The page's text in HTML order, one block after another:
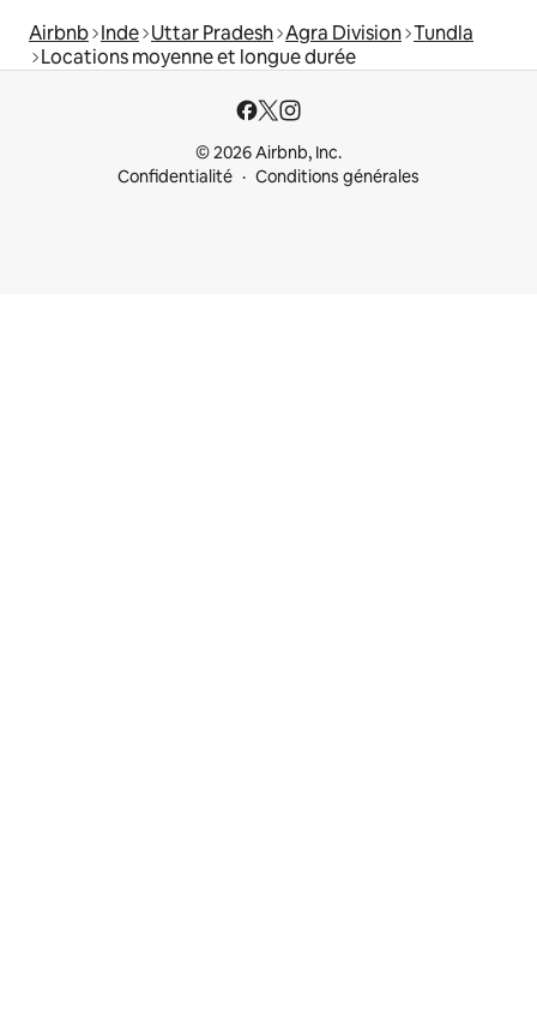
Airbnb Inde Uttar Pradesh Agra Division Tundla
Locations moyenne et longue durée
© 2026 Airbnb, Inc.
Confidentialité
Conditions générales